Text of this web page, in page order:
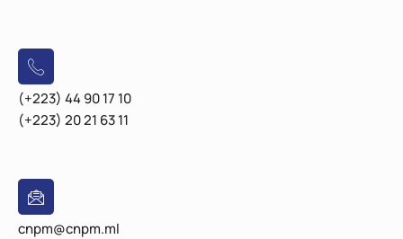
(+223) 44 90 17 10
(+223) 20 21 63 11
cnpm@cnpm.ml